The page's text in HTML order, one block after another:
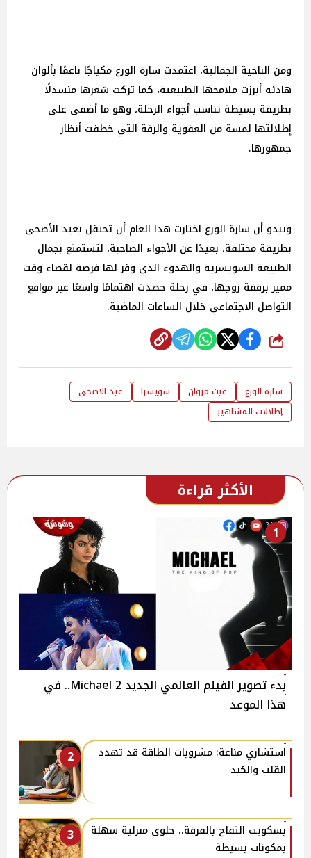
ومن الناحية الجمالية، اعتمدت سارة الورع مكياجًا ناعمًا بألوان
هادئة أبرزت ملامحها الطبيعية، كما تركت شعرها منسدلًا
بطريقة بسيطة تناسب أجواء الرحلة، وهو ما أضفى على
إطلالتها لمسة من العفوية والرقة التي خطفت أنظار
جمهورها.
ويبدو أن سارة الورع اختارت هذا العام أن تحتفل بعيد الأضحى
بطريقة مختلفة، بعيدًا عن الأجواء الصاخبة، لتستمتع بجمال
الطبيعة السويسرية والهدوء الذي وفر لها فرصة لقضاء وقت
مميز برفقة زوجها، في رحلة حصدت اهتمامًا واسعًا عبر مواقع
التواصل الاجتماعي خلال الساعات الماضية.
شارك
سارة الورع غيث مروان سويسرا
عيد الاضحى
إطلالات المشاهير
الأكثر قراءة
1
بدء تصوير الفيلم العالمي الجديد 2 Michael.. في
هذا الموعد
2
استشاري مناعة: مشروبات الطاقة قد تهدد
القلب والكبد
3
بسكويت التفاح بالقرفة.. حلوى منزلية سهلة
بمكونات بسيطة